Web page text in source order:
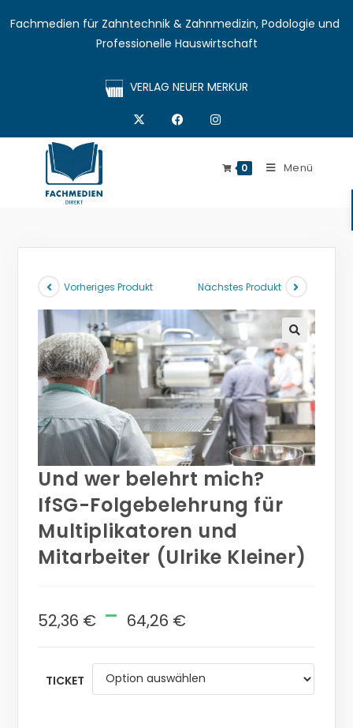
Fachmedien für Zahntechnik & Zahnmedizin, Podologie und
Professionelle Hauswirtschaft
VERLAG NEUER MERKUR
0 Menü
Vorheriges Produkt Nächstes Produkt
🔍
Und wer belehrt mich?
IfSG-Folgebelehrung für
Multiplikatoren und
Mitarbeiter (Ulrike Kleiner)
52,36 € - 64,26 €
TICKET